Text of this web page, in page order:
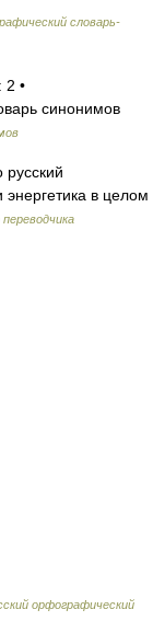
словарь-
2 •
синонимов
энергетика в целом
орфографический